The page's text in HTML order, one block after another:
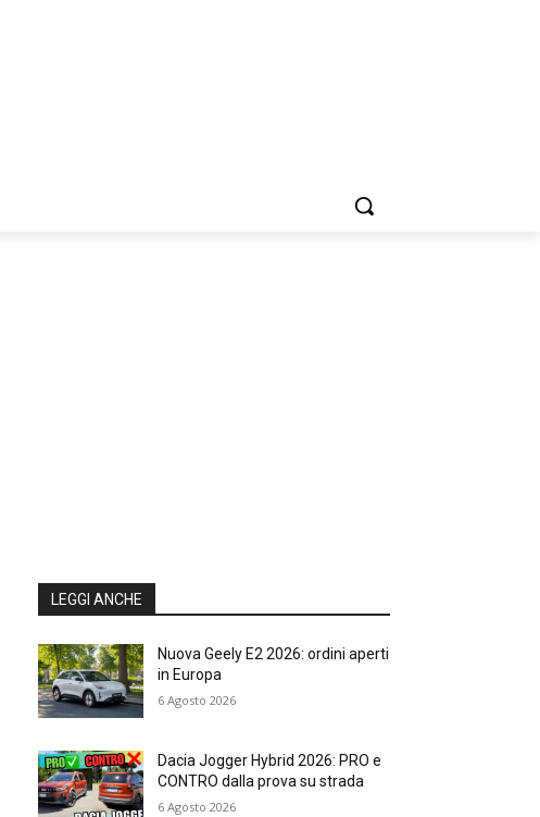
LEGGI ANCHE
Nuova Geely E2 2026: ordini aperti
in Europa
6 Agosto 2026
Dacia Jogger Hybrid 2026: PRO e
CONTRO dalla prova su strada
6 Agosto 2026